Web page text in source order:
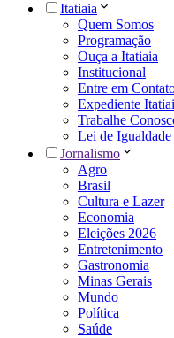
Itatiaia
Quem Somos
Programação
Ouça a Itatiaia
Institucional
Entre em
Expediente
Trabalhe
Lei de
Jornalismo
Agro
Brasil
Cultura e Lazer
Economia
Eleições 2026
Entretenimento
Gastronomia
Minas Gerais
Mundo
Política
Saúde